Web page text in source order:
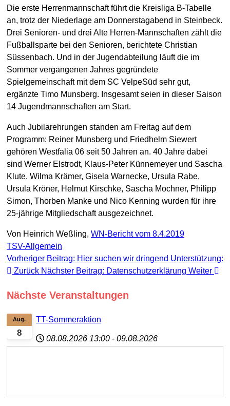
Die erste Herrenmannschaft führt die Kreisliga B-Tabelle
an, trotz der Niederlage am Donnerstagabend in Steinbeck.
Drei Senioren- und drei Alte Herren-Mannschaften zählt die
Fußballsparte bei den Senioren, berichtete Christian
Süssenbach. Und in der Jugendabteilung läuft die im
Sommer vergangenen Jahres gegründete
Spielgemeinschaft mit dem SC VelpeSüd sehr gut,
ergänzte Timo Munsberg. Insgesamt seien in dieser Saison
14 Jugendmannschaften am Start.
Auch Jubilarehrungen standen am Freitag auf dem
Programm: Reiner Munsberg und Friedhelm Siewert
gehören Westfalia 06 seit 50 Jahren an. 40 Jahre dabei
sind Werner Elstrodt, Klaus-Peter Künnemeyer und Sascha
Klute. Wilma Krämer, Gisela Warnecke, Ursula Rabe,
Ursula Kröner, Helmut Kirschke, Sascha Mochner, Philipp
Simon, Thorben Manke und Nico Kenning wurden für ihre
25-jährige Mitgliedschaft ausgezeichnet.
Von Heinrich Weßling, WN-Bericht vom 8.4.2019
TSV-Allgemein
Vorheriger Beitrag: Hier suchen wir dringend Unterstützung:
Zurück Nächster Beitrag: Datenschutzerklärung Weiter
Nächste Veranstaltungen
8
Aug. TT-Sommeraktion
08.08.2026 13:00 - 09.08.2026